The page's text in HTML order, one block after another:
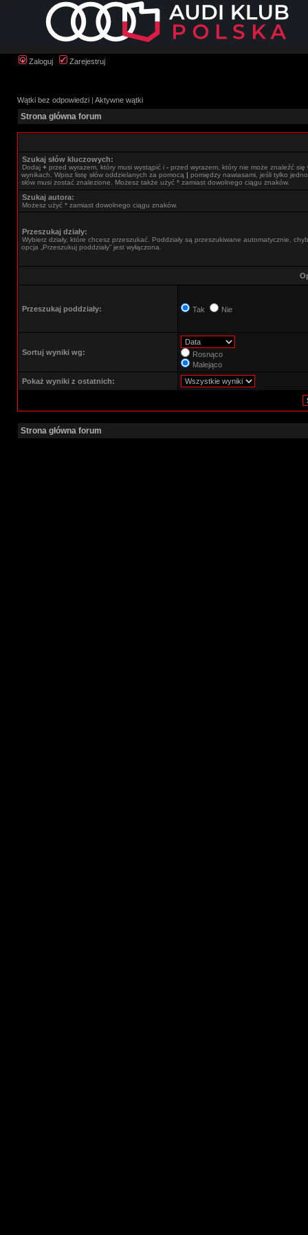
Zaloguj Zarejestruj
Wątki bez odpowiedzi | Aktywne wątki
Strona główna forum
Szukaj słów kluczowych:
Dodaj + przed wyrazem, który musi wystąpić i - przed wyrazem, który nie może znaleźć się
wynikach. Wpisz listę słów oddzielanych za pomocą | pomiędzy nawiasami, jeśli tylko
słów musi zostać znalezione. Możesz także użyć * zamiast dowolnego ciągu znaków.
Szukaj autora:
Możesz użyć * zamiast dowolnego ciągu znaków.
Przeszukaj działy:
Wybierz działy, które chcesz przeszukać. Poddziały są przeszukiwane automatycznie,
opcja „Przeszukuj poddziały” jest wyłączona.
Przeszukaj poddziały: Tak Nie
Sortuj wyniki wg:
Rosnąco
Malejąco
Pokaż wyniki z ostatnich:
Strona główna forum